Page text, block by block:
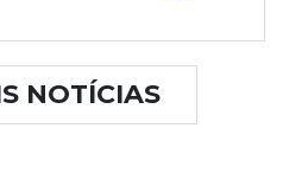
NOTÍCIAS